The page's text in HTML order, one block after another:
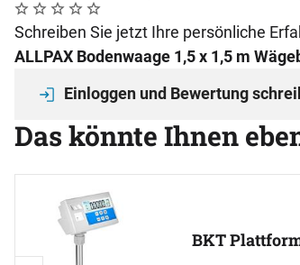
Noch keine Bewertungen abgegeben
0 Bewertungen
Schreiben Sie jetzt Ihre persönliche
ALLPAX Bodenwaage 1,5 x 1,5 m
Einloggen und Bewertung
Das könnte Ihnen
BKT